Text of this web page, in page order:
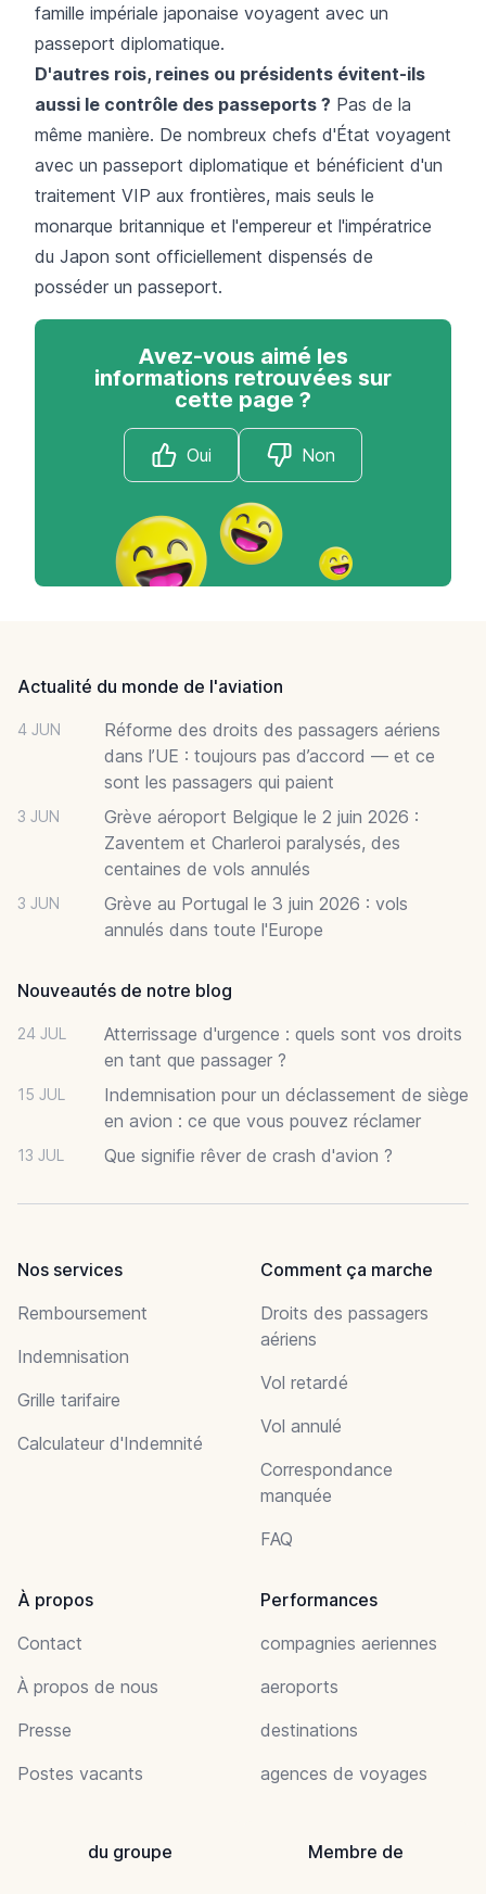
famille impériale japonaise voyagent avec un
passeport diplomatique.
D'autres rois, reines ou présidents évitent-ils
aussi le contrôle des passeports ? Pas de la
même manière. De nombreux chefs d'État voyagent
avec un passeport diplomatique et bénéficient d'un
traitement VIP aux frontières, mais seuls le
monarque britannique et l'empereur et l'impératrice
du Japon sont officiellement dispensés de
posséder un passeport.
Avez-vous aimé les
informations retrouvées sur
cette page ?
Oui Non
Actualité du monde de l'aviation
4 JUN
Réforme des droits des passagers aériens
dans l’UE : toujours pas d’accord — et ce
sont les passagers qui paient
3 JUN
Grève aéroport Belgique le 2 juin 2026 :
Zaventem et Charleroi paralysés, des
centaines de vols annulés
3 JUN
Grève au Portugal le 3 juin 2026 : vols
annulés dans toute l'Europe
Nouveautés de notre blog
24 JUL
Atterrissage d'urgence : quels sont vos droits
en tant que passager ?
15 JUL
Indemnisation pour un déclassement de siège
en avion : ce que vous pouvez réclamer
13 JUL Que signifie rêver de crash d'avion ?
Nos services
Remboursement
Indemnisation
Grille tarifaire
Calculateur d'Indemnité
Comment ça marche
Droits des passagers
aériens
Vol retardé
Vol annulé
Correspondance
manquée
FAQ
À propos
Contact
À propos de nous
Presse
Postes vacants
Performances
compagnies aeriennes
aeroports
destinations
agences de voyages
du groupe Membre de